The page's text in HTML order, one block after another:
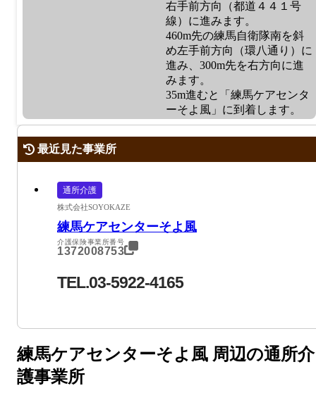
右手前方向（都道４４１号
線）に進みます。
460m先の練馬自衛隊南を斜
め左手前方向（環八通り）に
進み、300m先を右方向に進
みます。
35m進むと「練馬ケアセンタ
ーそよ風」に到着します。
最近見た事業所
通所介護
株式会社SOYOKAZE
練馬ケアセンターそよ風
介護保険事業所番号
1372008753
TEL.03-5922-4165
練馬ケアセンターそよ風 周辺の通所介
護事業所